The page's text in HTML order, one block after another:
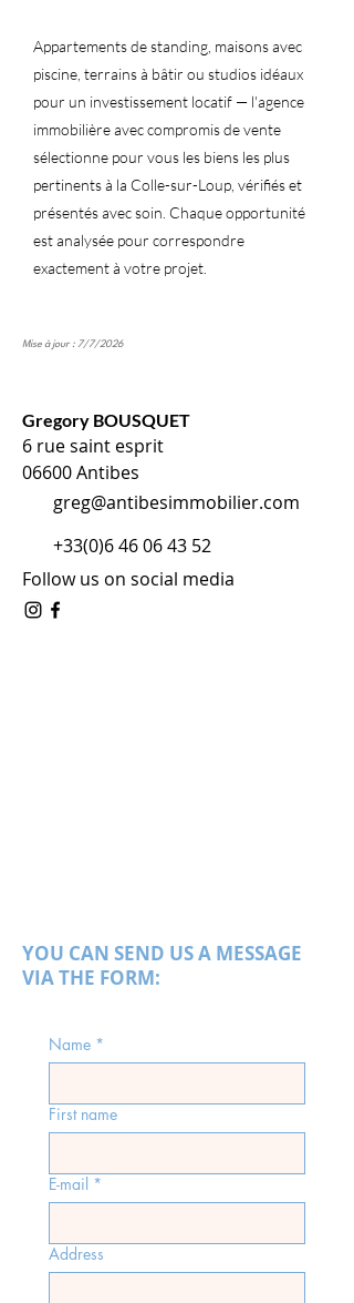
Appartements de standing, maisons avec
piscine, terrains à bâtir ou studios idéaux
pour un investissement locatif — l'agence
immobilière avec compromis de vente
sélectionne pour vous les biens les plus
pertinents à la Colle-sur-Loup, vérifiés et
présentés avec soin. Chaque opportunité
est analysée pour correspondre
exactement à votre projet.
Mise à jour : 7/7/2026
Gregory BOUSQUET
6 rue saint esprit
06600 Antibes
greg@antibesimmobilier.com
+33(0)6 46 06 43 52
Follow us on social media
YOU CAN SEND US A MESSAGE
VIA THE FORM:
Name *
First name
E-mail *
Address